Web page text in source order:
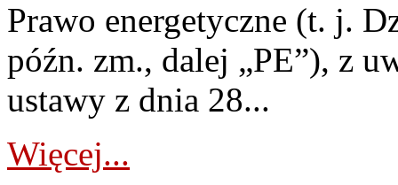
Prawo energetyczne (t. j.
późn. zm., dalej „PE”), z
ustawy z dnia 28...
Więcej...